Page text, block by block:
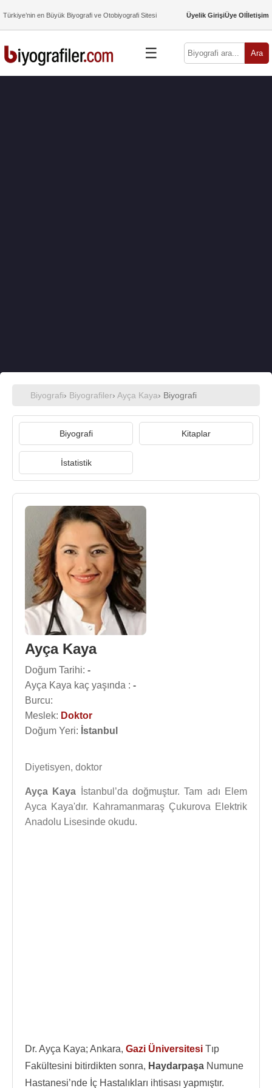
Türkiye’nin en Büyük Biyografi ve Otobiyografi Sitesi Üyelik GirişiÜye Olİletişim
☰ Ara
Biyografi› Biyografiler› Ayça Kaya› Biyografi
Biyografi Kitaplar
İstatistik
Ayça Kaya
Doğum Tarihi: -
Ayça Kaya kaç yaşında : -
Burcu:
Meslek: Doktor
Doğum Yeri: İstanbul
Diyetisyen, doktor
Ayça Kaya İstanbul’da doğmuştur. Tam adı Elem
Ayca Kaya'dır. Kahramanmaraş Çukurova Elektrik
Anadolu Lisesinde okudu.
Dr. Ayça Kaya; Ankara, Gazi Üniversitesi Tıp
Fakültesini bitirdikten sonra, Haydarpaşa Numune
Hastanesi’nde İç Hastalıkları ihtisası yapmıştır.